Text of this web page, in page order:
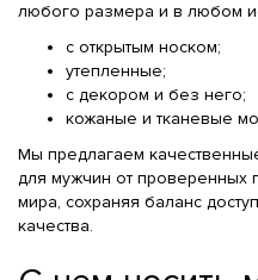
любого размера и в любом
с открытым носком;
утепленные;
с декором и без него;
кожаные и тканевые
Мы предлагаем
для мужчин от проверенных
мира, сохраняя баланс
качества.